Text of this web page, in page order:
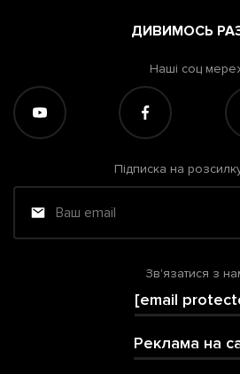
ДИВИМОСЬ
Наші соц
Підписка на
Зв'язатися з
[email
Реклама на